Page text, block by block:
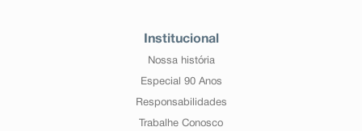
Institucional
Nossa história
Especial 90 Anos
Responsabilidades
Trabalhe Conosco